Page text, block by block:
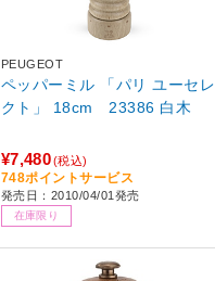
PEUGEOT
ペッパーミル 「パリ ユーセレ
クト」 18cm 23386 白木
¥7,480(税込)
748ポイントサービス
発売日：2010/04/01発売
在庫限り